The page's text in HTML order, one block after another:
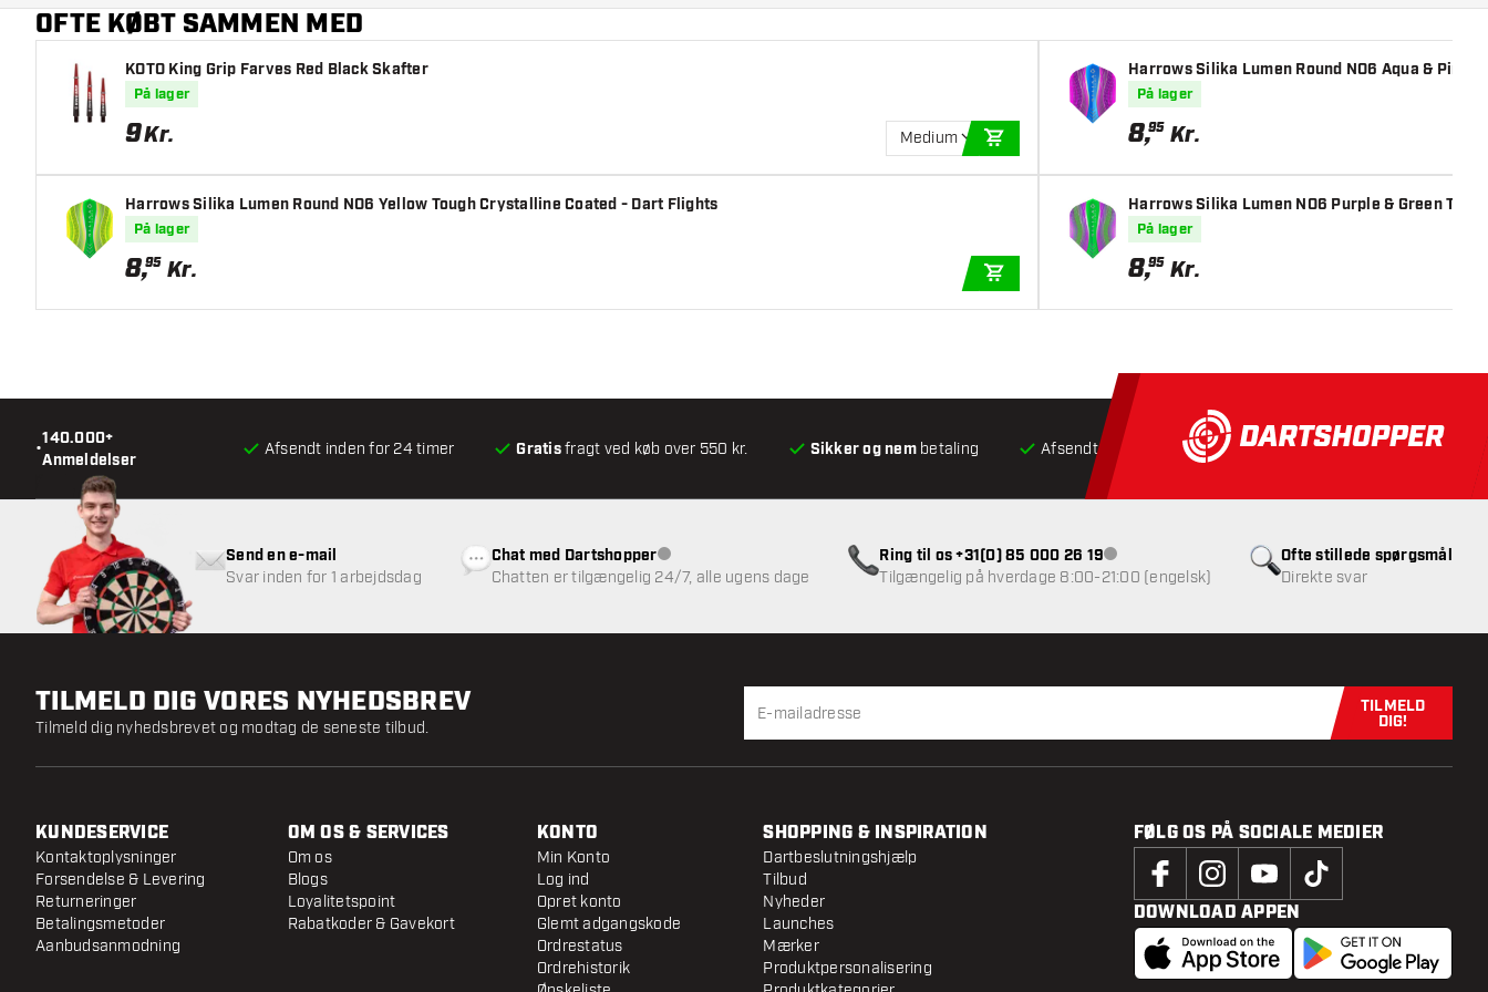
OFTE KØBT SAMMEN MED
KOTO King Grip Farves Red Black Skafter
På lager
9Kr. Medium
Harrows Silika Lumen Round NO6 Yellow Tough Crystalline Coated - Dart Flights
På lager
8,95 Kr.
Harrows Silika Lumen Round NO6 Aqua & Pink
På lager
8,95 Kr.
Harrows Silika Lumen NO6 Purple & Green
På lager
8,95 Kr.
•
140.000+
Anmeldelser
Afsendt inden for 24 timer Gratisfragt ved køb over 550 kr. Sikker og nembetaling Afsendt inden for 24 timer Gratisfragt ved køb over
Ofte stillede spørgsmål
Direkte svar
Send en e-mail
Svar inden for 1 arbejdsdag
Chat med DartshopperKundeservice ikke tilgængelig
Chatten er tilgængelig 24/7, alle ugens dage
Ring til os +31(0) 85 000 26 19Kundeservice ikke tilgængelig
Tilgængelig på hverdage 8:00-21:00 (engelsk)
TILMELD DIG VORES NYHEDSBREV
Tilmeld dig nyhedsbrevet og modtag de seneste tilbud.
Tilmeld dig
TILMELD
DIG!
KUNDESERVICE
Kontaktoplysninger
Forsendelse & Levering
Returneringer
Betalingsmetoder
Aanbudsanmodning
OM OS & SERVICES
Om os
Blogs
Loyalitetspoint
Rabatkoder & Gavekort
KONTO
Min Konto
Log ind
Opret konto
Glemt adgangskode
Ordrestatus
Ordrehistorik
SHOPPING & INSPIRATION
Dartbeslutningshjælp
Tilbud
Nyheder
Launches
Mærker
Produktpersonalisering
FØLG OS PÅ SOCIALE MEDIER
DOWNLOAD APPEN